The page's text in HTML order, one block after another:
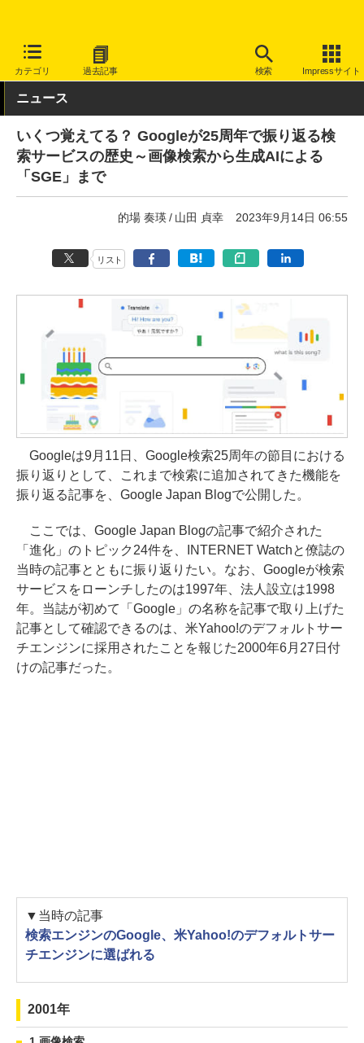
カテゴリ 過去記事 検索 Impressサイト
INTERNET Watch サービス/ソフト サービス
ニュース
いくつ覚えてる？ Googleが25周年で振り返る検
索サービスの歴史～画像検索から生成AIによる
「SGE」まで
的場 奏瑛 山田 貞幸 2023年9月14日 06:55
リスト
Googleは9月11日、Google検索25周年の節目における
振り返りとして、これまで検索に追加されてきた機能を
振り返る記事を、Google Japan Blogで公開した。
ここでは、Google Japan Blogの記事で紹介された
「進化」のトピック24件を、INTERNET Watchと僚誌の
当時の記事とともに振り返りたい。なお、Googleが検索
サービスをローンチしたのは1997年、法人設立は1998
年。当誌が初めて「Google」の名称を記事で取り上げた
記事として確認できるのは、米Yahoo!のデフォルトサー
チエンジンに採用されたことを報じた2000年6月27日付
けの記事だった。
▼当時の記事
検索エンジンのGoogle、米Yahoo!のデフォルトサー
チエンジンに選ばれる
2001年